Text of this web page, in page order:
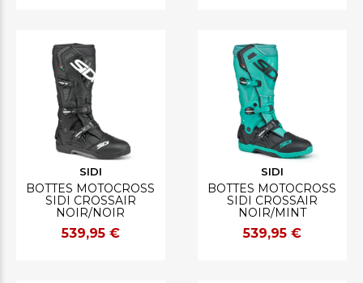
SIDI
BOTTES MOTOCROSS
SIDI CROSSAIR
NOIR/NOIR
539,95 €
SIDI
BOTTES MOTOCROSS
SIDI CROSSAIR
NOIR/MINT
539,95 €